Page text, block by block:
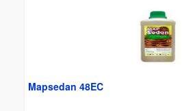
Mapsedan 48EC